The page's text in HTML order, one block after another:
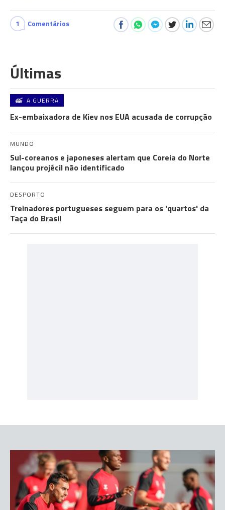
1 Comentários
Últimas
A GUERRA
Ex-embaixadora de Kiev nos EUA acusada de corrupção
MUNDO
Sul-coreanos e japoneses alertam que Coreia do Norte
lançou projécil não identificado
DESPORTO
Treinadores portugueses seguem para os 'quartos' da
Taça do Brasil